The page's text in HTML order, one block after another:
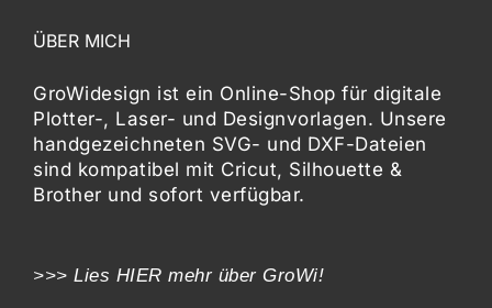
ÜBER MICH
GroWidesign ist ein Online-Shop für digitale
Plotter-, Laser- und Designvorlagen. Unsere
handgezeichneten SVG- und DXF-Dateien
sind kompatibel mit Cricut, Silhouette &
Brother und sofort verfügbar.
>>> Lies HIER mehr über GroWi!